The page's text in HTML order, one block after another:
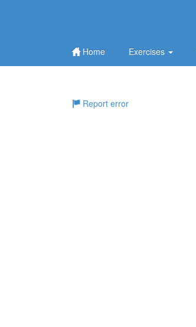
Home Exercises
Report error